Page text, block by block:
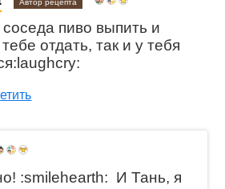
Автор рецепта
пиво выпить и
отдать, так и у тебя
:smilehearth: И Тань, я